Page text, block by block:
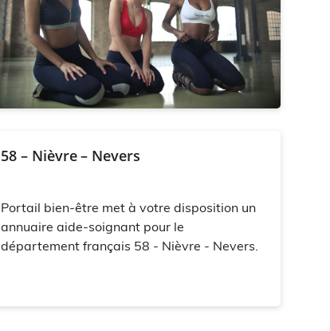
58 – Nièvre – Nevers
Portail bien-être met à votre disposition un
annuaire aide-soignant pour le
département français 58 - Nièvre - Nevers.